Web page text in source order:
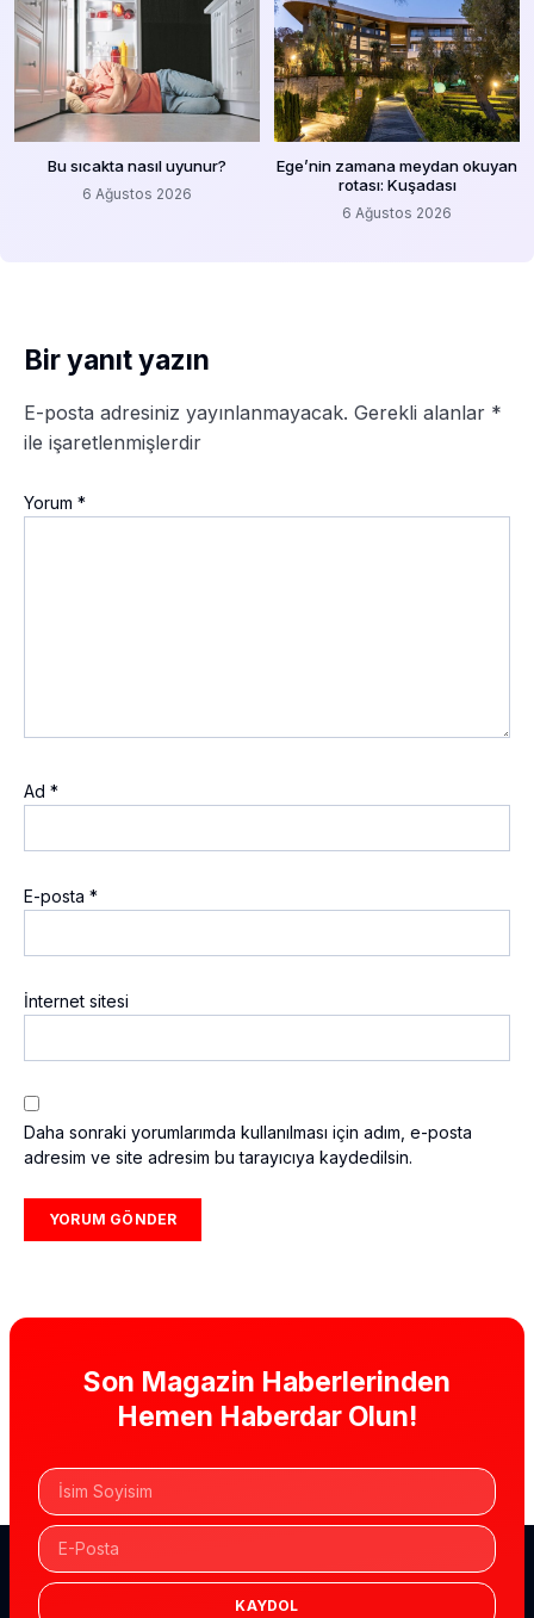
Bu sıcakta nasıl uyunur?
6 Ağustos 2026
Ege’nin zamana meydan okuyan
rotası: Kuşadası
6 Ağustos 2026
Bir yanıt yazın
E-posta adresiniz yayınlanmayacak. Gerekli alanlar *
ile işaretlenmişlerdir
Yorum *
Ad *
E-posta *
İnternet sitesi
Daha sonraki yorumlarımda kullanılması için adım, e-posta
adresim ve site adresim bu tarayıcıya kaydedilsin.
Son Magazin Haberlerinden
Hemen Haberdar Olun!
KAYDOL